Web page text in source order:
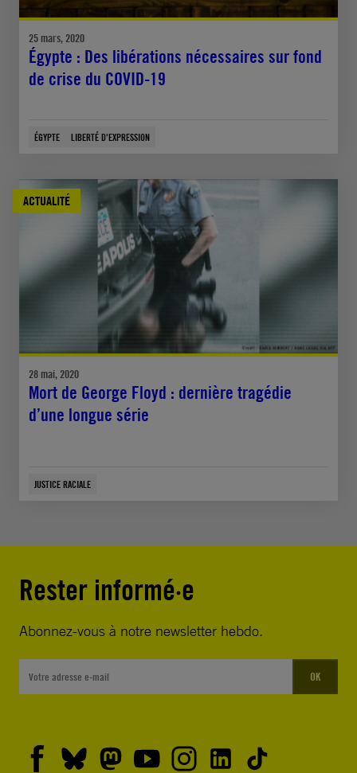
25 mars, 2020
Égypte : Des libérations nécessaires sur fond
de crise du COVID-19
ÉGYPTE LIBERTÉ D'EXPRESSION
ACTUALITÉ
28 mai, 2020
Mort de George Floyd : dernière tragédie
d’une longue série
JUSTICE RACIALE
Rester informé·e
Abonnez-vous à notre newsletter hebdo.
OK